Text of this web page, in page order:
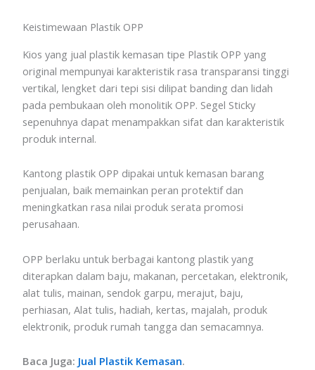
Keistimewaan Plastik OPP
Kios yang jual plastik kemasan tipe Plastik OPP yang
original mempunyai karakteristik rasa transparansi tinggi
vertikal, lengket dari tepi sisi dilipat banding dan lidah
pada pembukaan oleh monolitik OPP. Segel Sticky
sepenuhnya dapat menampakkan sifat dan karakteristik
produk internal.
Kantong plastik OPP dipakai untuk kemasan barang
penjualan, baik memainkan peran protektif dan
meningkatkan rasa nilai produk serata promosi
perusahaan.
OPP berlaku untuk berbagai kantong plastik yang
diterapkan dalam baju, makanan, percetakan, elektronik,
alat tulis, mainan, sendok garpu, merajut, baju,
perhiasan, Alat tulis, hadiah, kertas, majalah, produk
elektronik, produk rumah tangga dan semacamnya.
Baca Juga: Jual Plastik Kemasan.